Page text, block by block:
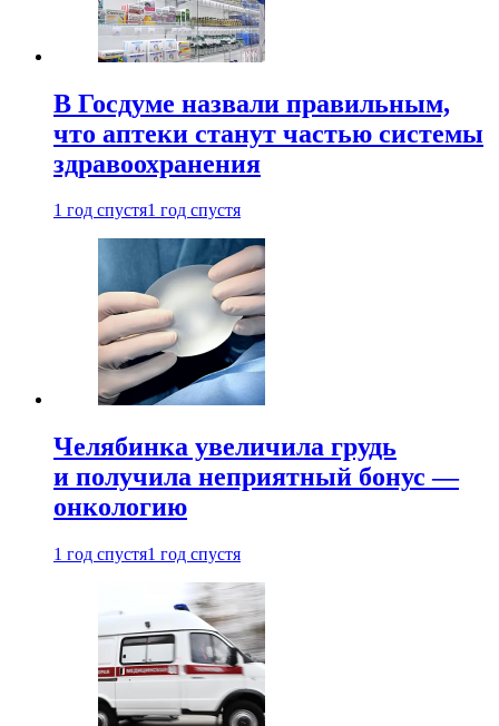
В Госдуме назвали правильным,
что аптеки станут частью системы
здравоохранения
1 год спустя1 год спустя
Челябинка увеличила грудь
и получила неприятный бонус —
онкологию
1 год спустя1 год спустя